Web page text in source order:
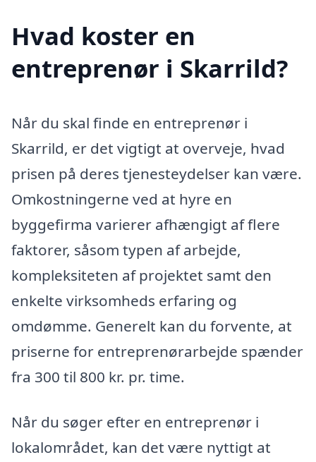
Hvad koster en
entreprenør i Skarrild?
Når du skal finde en entreprenør i
Skarrild, er det vigtigt at overveje, hvad
prisen på deres tjenesteydelser kan være.
Omkostningerne ved at hyre en
byggefirma varierer afhængigt af flere
faktorer, såsom typen af arbejde,
kompleksiteten af projektet samt den
enkelte virksomheds erfaring og
omdømme. Generelt kan du forvente, at
priserne for entreprenørarbejde spænder
fra 300 til 800 kr. pr. time.
Når du søger efter en entreprenør i
lokalområdet, kan det være nyttigt at